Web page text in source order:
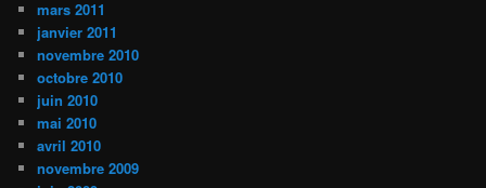
mars 2011
janvier 2011
novembre 2010
octobre 2010
juin 2010
mai 2010
avril 2010
novembre 2009